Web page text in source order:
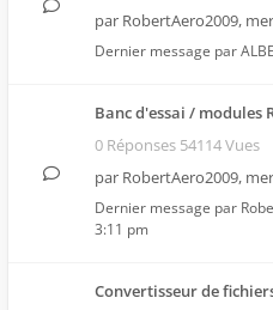
par RobertAero2009,
Dernier message par
Banc d'essai / modules
0 Réponses 54114 Vues
par RobertAero2009,
Dernier message par
3:11 pm
Convertisseur de